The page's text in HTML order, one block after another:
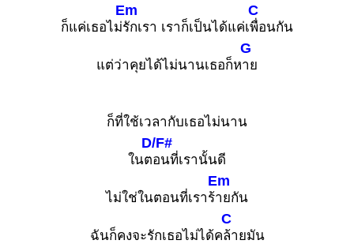
ก็แค่เธอไม่
Em
รักเรา เราก็เป็นได้แค่เ
C
พื่อนกัน
แต่ว่าคุยได้ไม่นานเธอก็ห
G
าย
ก็ที่ใช้เวลากับเธอไม่นาน
ในต
D/F#
อนที่เรานั้นดี
ไม่ใช่ในตอนที่เราร้
Em
ายกัน
ฉันก็คงจะรักเธอไม่ได้ค
C
ล้ายมัน